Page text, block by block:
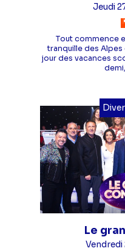
Jeudi
Tout commence
tranquille des Alpes
jour des vacances
Le
Vendredi